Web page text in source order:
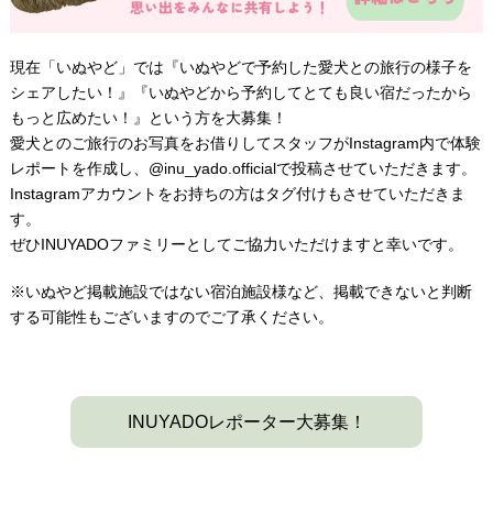
現在「いぬやど」では『いぬやどで予約した愛犬との旅行の様子を
シェアしたい！』『いぬやどから予約してとても良い宿だったから
もっと広めたい！』という方を大募集！
愛犬とのご旅行のお写真をお借りしてスタッフがInstagram内で体験
レポートを作成し、 @inu_yado.officialで投稿させていただきます。
Instagramアカウントをお持ちの方はタグ付けもさせていただきま
す。
ぜひINUYADOファミリーとしてご協力いただけますと幸いです。
※いぬやど掲載施設ではない宿泊施設様など、掲載できないと判断
する可能性もございますのでご了承ください。
INUYADOレポーター大募集！